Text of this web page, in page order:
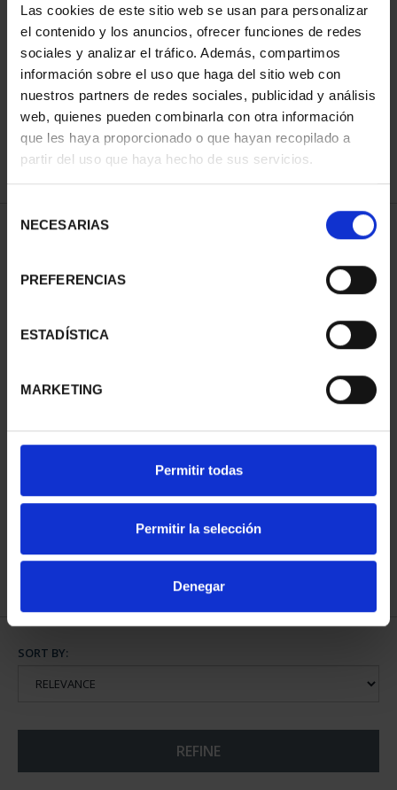
Las cookies de este sitio web se usan para personalizar
el contenido y los anuncios, ofrecer funciones de redes
sociales y analizar el tráfico. Además, compartimos
información sobre el uso que haga del sitio web con
nuestros partners de redes sociales, publicidad y análisis
web, quienes pueden combinarla con otra información
que les haya proporcionado o que hayan recopilado a
partir del uso que haya hecho de sus servicios.
NECESARIAS
PREFERENCIAS
ESTADÍSTICA
MARKETING
Permitir todas
Permitir la selección
Denegar
SORT BY:
REFINE
1 Products found
EMILIA PARDO BAZAN
€140.00
SORT BY:
REFINE